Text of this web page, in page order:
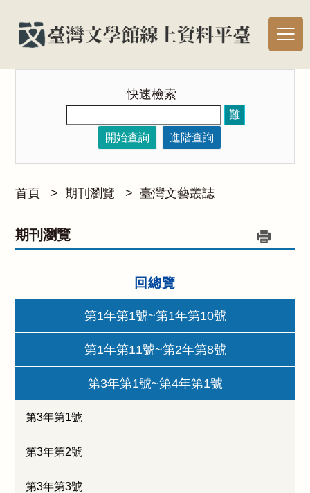
快速檢索
難
開始查詢
進階查詢
首頁 > 期刊瀏覽 > 臺灣文藝叢誌
期刊瀏覽
回總覽
第1年第1號~第1年第10號
第1年第11號~第2年第8號
第3年第1號~第4年第1號
第3年第1號
第3年第2號
第3年第3號